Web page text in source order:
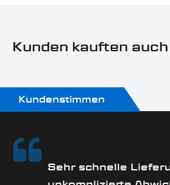
Kunden kauften auch
Kundenstimmen
Sehr schnelle